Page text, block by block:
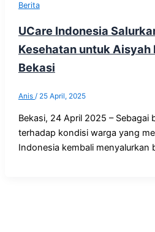
Berita
UCare Indonesia
Kesehatan untuk Aisyah
Bekasi
Anis / 25 April, 2025
Bekasi, 24 April 2025 – Sebagai
terhadap kondisi warga yang
Indonesia kembali menyalurkan